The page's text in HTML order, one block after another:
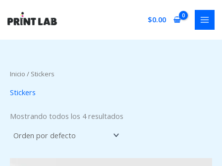
contenido
$0.00
Inicio / Stickers
Stickers
Mostrando todos los 4 resultados